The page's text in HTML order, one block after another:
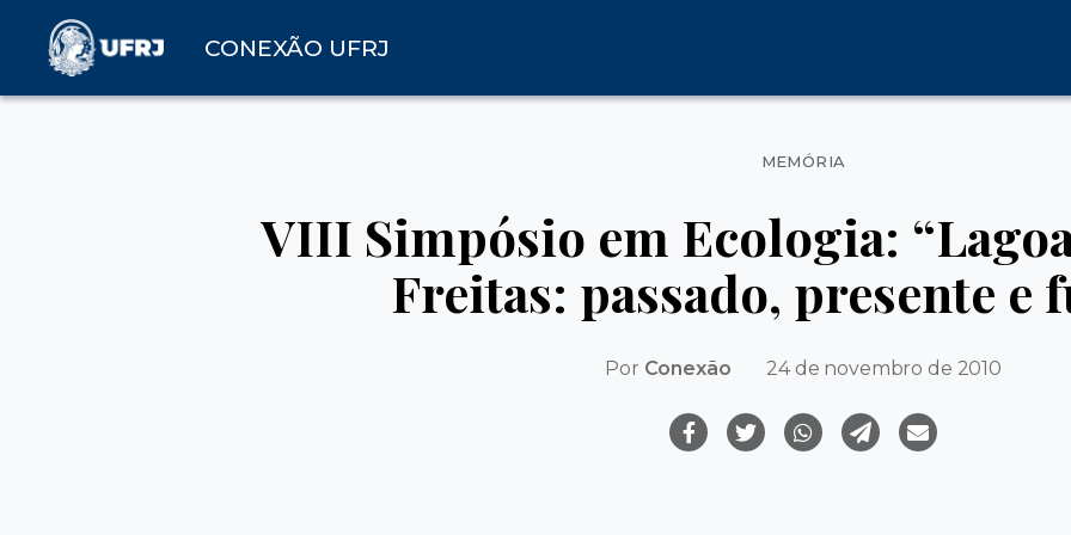
CONEXÃO UFRJ
Categorias
MEMÓRIA
VIII Simpósio em Ecologia:
Freitas: passado, presente e
Por Conexão 24 de novembro de 2010